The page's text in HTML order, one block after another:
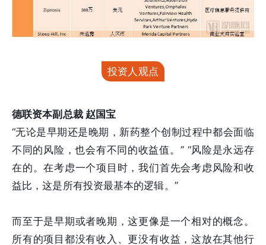
投资人观点
德联资本副总裁 赵国宝
“无论是早期还是晚期，新药整个创制过程中都会面临
不同的风险，也会有不同的收益值。” “风险是永远存
在的。在考虑一个项目时，我们首先会考虑风险和收
益比，这是所有投资最基本的逻辑。”
而至于是早期或者晚期，这更像是一个相对的概念。
所有的项目都没有收入、更没有收益，这放在其他行